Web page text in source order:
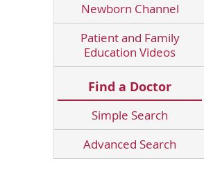
Newborn Channel
Patient and Family
Education Videos
Find a Doctor
Simple Search
Advanced Search